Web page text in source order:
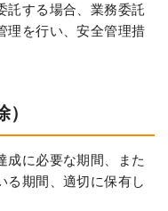
託する場合、業務委託
理を行い、安全管理措
成に必要な期間、また
る期間、適切に保有し